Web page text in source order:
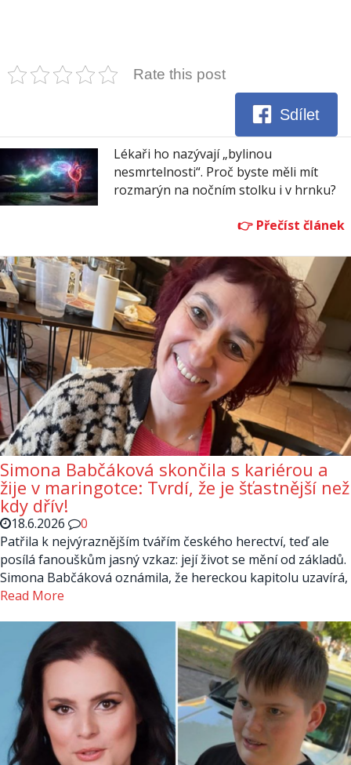
Rate this post
Sdílet
Lékaři ho nazývají „bylinou
nesmrtelnosti“. Proč byste měli mít
rozmarýn na nočním stolku i v hrnku?
Simona Babčáková skončila s kariérou a
žije v maringotce: Tvrdí, že je šťastnější než
kdy dřív!
18.6.2026
0
Patřila k nejvýraznějším tvářím českého herectví, teď ale
posílá fanouškům jasný vzkaz: její život se mění od základů.
Simona Babčáková oznámila, že hereckou kapitolu uzavírá,
Read More